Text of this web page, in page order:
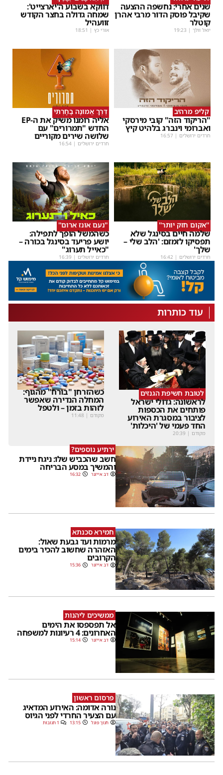
שנים אחרי: נחשפה ההצעה
שקיבל פוסק הדור מרבי אהרן
קוטלר
יואל וולך |
19:23
דווקא בשבוע ה'יארצייט':
שמחה גדולה בחצר הקודש
זוועהיל
אורי כץ |
18:51
קליפ מרהיב
"הריקוד הזה" קובי מירסקי
ואברומי וינברג בלהיט קיץ
חרדים ירושלים |
16:57
דֶּרֶךְ אֱמוּנָה בָחָרְתִּי
אליה רומנו משיק את ה-EP
החדש "תמרורים" עם
שלושה שירים מקוריים
חרדים ירושלים |
16:54
''אקום חזק יותר''
שלמה חיים בסינגל שלא
תפסיקו לזמזם: 'הלב שלי –
שלך'
חרדים ירושלים |
16:42
''נעם אונז ארום''
כשהמשל הופך לתפילה:
יושע פריעד בסינגל בכורה –
"כאייל תערוג"
חרדים ירושלים |
16:39
עוד כותרות
לטובת חשיפת הגנזים
לראשונה: גדולי ישראל
פותחים את הכספות
לציבור במסגרת האירוע
החד פעמי של 'היכלות'
מקודם |
20:39
כשהזרחן "בורח" מהגוף:
המחלה הנדירה שאפשר
לזהות בזמן – ולטפל
מקודם |
11:48
ירתיע נוספים?
חשב שהכביש שלו: ניגח ניידת
והמשיך במסע הבריחה
דב אייזנר 16:32
חמירא סכנתא
מרמות ועד גבעת שאול:
האזהרה שחשוב להכיר בימים
הקרובים
דב אייזנר 15:36
ממשיכים ליהנות
אל תפספסו את הימים
האחרונים: 4 רעיונות למשפחה
דב אייזנר 15:14
פרסום ראשון
נורה אדומה: האירוע המדאיג
עם הצעיר החרדי לפני הגיוס
חנוך פוגל 13:15 1 תגובות